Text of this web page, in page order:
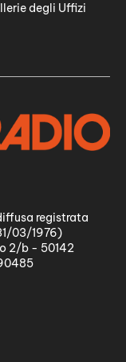
degli Uffizi
registrata
03/1976)
2/b - 50142